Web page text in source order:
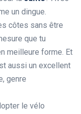
un dingue.
côtes sans être
que tu
meilleure forme. Et
aussi un excellent
genre
le vélo